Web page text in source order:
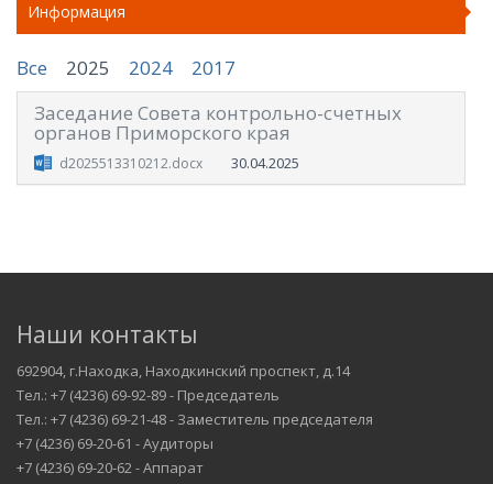
Информация
Все 2025 2024
2017
Заседание Совета контрольно-счетных
органов Приморского края
d2025513310212.docx 30.04.2025
Наши контакты
692904, г.Находка, Находкинский проспект, д.14
Тел.: +7 (4236) 69-92-89 - Председатель
Тел.: +7 (4236) 69-21-48 - Заместитель председателя
+7 (4236) 69-20-61 - Аудиторы
+7 (4236) 69-20-62 - Аппарат